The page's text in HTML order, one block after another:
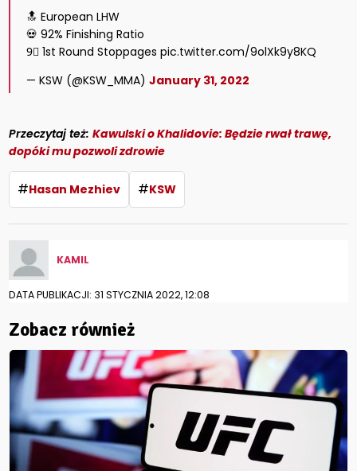
🔝 European LHW
💀 92% Finishing Ratio
9⃣ 1st Round Stoppages pic.twitter.com/9olXk9y8KQ
— KSW (@KSW_MMA)January 31, 2022
Przeczytaj też:Kawulski o Khalidovie: Będzie rwał trawę,
dopóki mu pozwoli zdrowie
#Hasan Mezhiev #KSW
KAMIL
DATA PUBLIKACJI: 31 STYCZNIA 2022, 12:08
Zobacz również